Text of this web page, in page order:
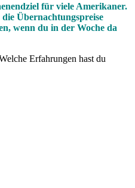
für viele Amerikaner.
Übernachtungspreise
wenn du in der Woche da
Erfahrungen hast du